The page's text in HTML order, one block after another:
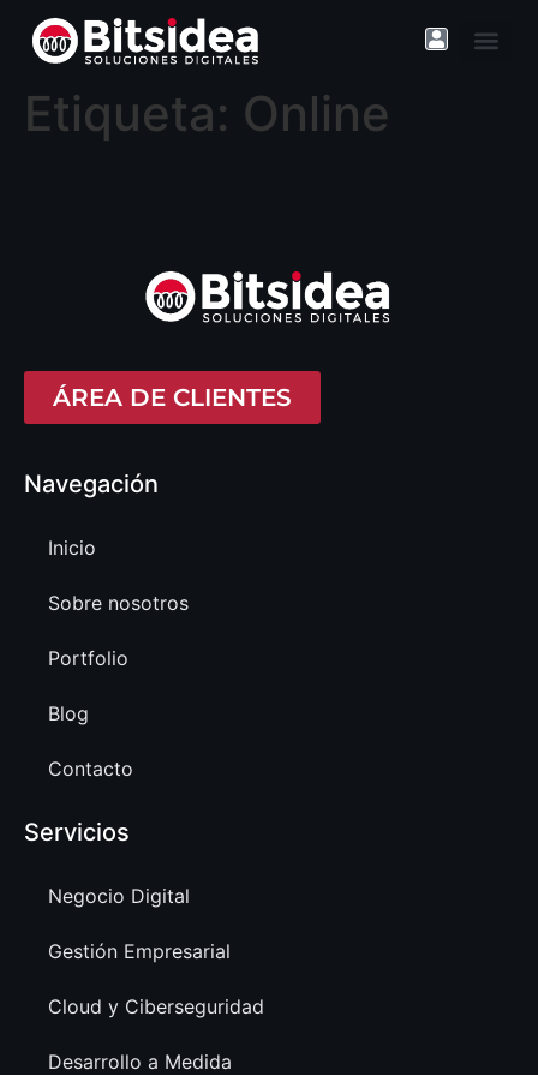
contenido
Etiqueta: Online
ÁREA DE CLIENTES
Navegación
Inicio
Sobre nosotros
Portfolio
Blog
Contacto
Servicios
Negocio Digital
Gestión Empresarial
Cloud y Ciberseguridad
Desarrollo a Medida